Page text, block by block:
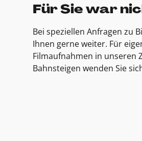
Für Sie war
Bei speziellen Anfragen zu
Ihnen gerne weiter. Für
Filmaufnahmen in unseren
Bahnsteigen wenden Sie